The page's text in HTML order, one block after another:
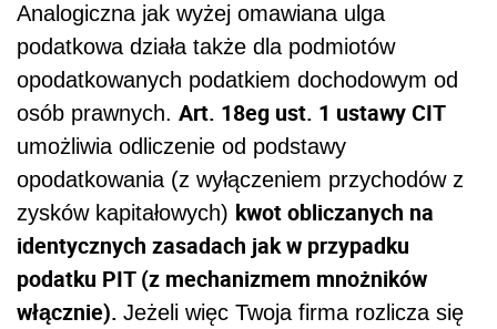
Analogiczna jak wyżej omawiana ulga
podatkowa działa także dla podmiotów
opodatkowanych podatkiem dochodowym od
osób prawnych. Art. 18eg ust. 1 ustawy CIT
umożliwia odliczenie od podstawy
opodatkowania (z wyłączeniem przychodów z
zysków kapitałowych) kwot obliczanych na
identycznych zasadach jak w przypadku
podatku PIT (z mechanizmem mnożników
włącznie). Jeżeli więc Twoja firma rozlicza się